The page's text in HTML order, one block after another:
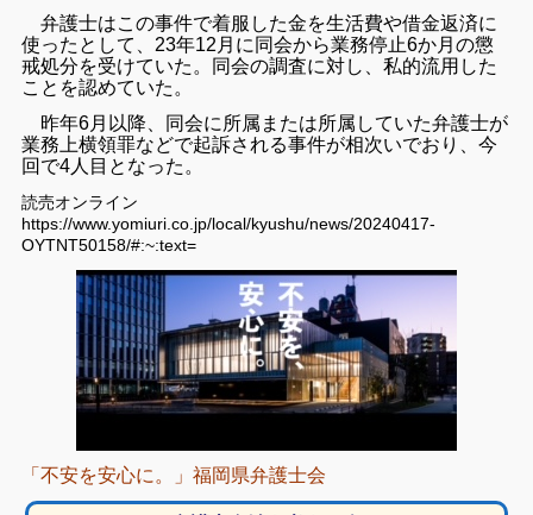
弁護士はこの事件で着服した金を生活費や借金返済に
使ったとして、23年12月に同会から業務停止6か月の懲
戒処分を受けていた。同会の調査に対し、私的流用した
ことを認めていた。
昨年6月以降、同会に所属または所属していた弁護士が
業務上横領罪などで起訴される事件が相次いでおり、今
回で4人目となった。
読売オンライン
https://www.yomiuri.co.jp/local/kyushu/news/20240417-
OYTNT50158/#:~:text=
「不安を安心に。」福岡県弁護士会